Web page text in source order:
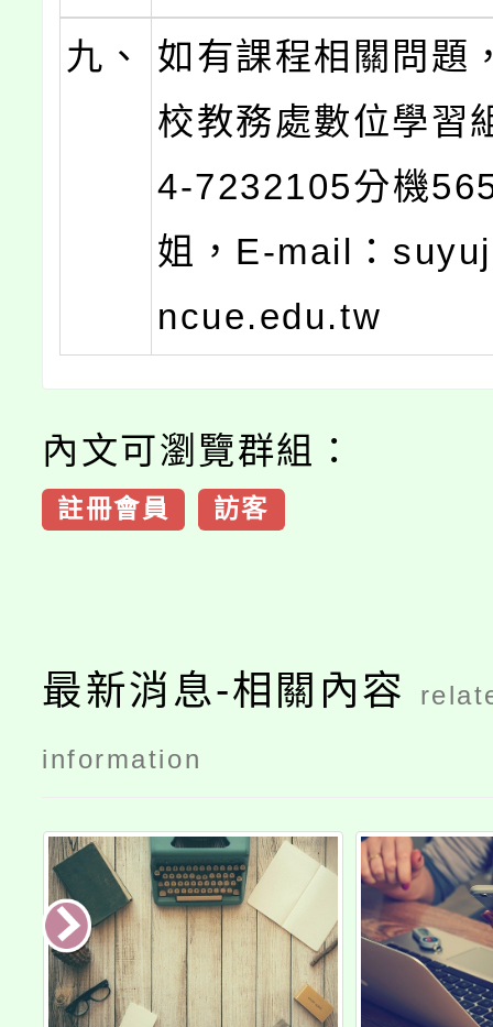
九、
如有課程相關問題
校教務處數位學習
4-7232105分機
姐，E-mail：
ncue.edu.tw
內文可瀏覽群組：
註冊會員 訪客
最新消息-相關內容
information